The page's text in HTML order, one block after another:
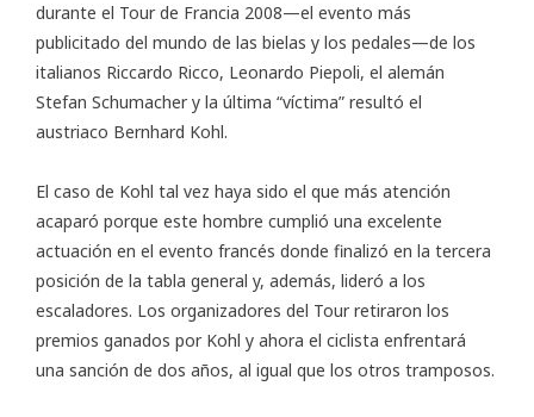
durante el Tour de Francia 2008—el evento más
publicitado del mundo de las bielas y los pedales—de los
italianos Riccardo Ricco, Leonardo Piepoli, el alemán
Stefan Schumacher y la última “víctima” resultó el
austriaco Bernhard Kohl.
El caso de Kohl tal vez haya sido el que más atención
acaparó porque este hombre cumplió una excelente
actuación en el evento francés donde finalizó en la tercera
posición de la tabla general y, además, lideró a los
escaladores. Los organizadores del Tour retiraron los
premios ganados por Kohl y ahora el ciclista enfrentará
una sanción de dos años, al igual que los otros tramposos.